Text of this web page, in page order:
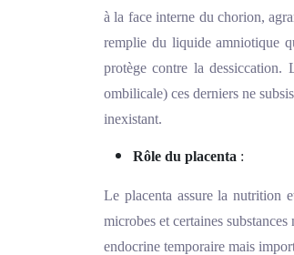
à la face interne du chorion,
remplie du liquide amniotique
protège contre la dessiccation.
ombilicale) ces derniers ne
inexistant.
Rôle du placenta :
Le placenta assure la nutrition
microbes et certaines
endocrine temporaire mais